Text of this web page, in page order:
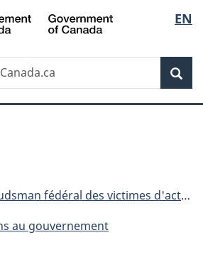
Passer
au
principal
Passer
à
Au
du
Passer
à
version
simplifiée
de
la
EN
fédéral des victimes d'actes criminels
au gouvernement